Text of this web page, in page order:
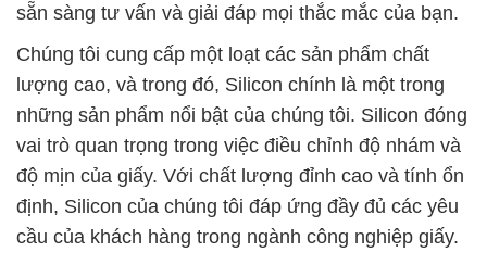
sẵn sàng tư vấn và giải đáp mọi thắc mắc của bạn.
Chúng tôi cung cấp một loạt các sản phẩm chất
lượng cao, và trong đó, Silicon chính là một trong
những sản phẩm nổi bật của chúng tôi. Silicon đóng
vai trò quan trọng trong việc điều chỉnh độ nhám và
độ mịn của giấy. Với chất lượng đỉnh cao và tính ổn
định, Silicon của chúng tôi đáp ứng đầy đủ các yêu
cầu của khách hàng trong ngành công nghiệp giấy.